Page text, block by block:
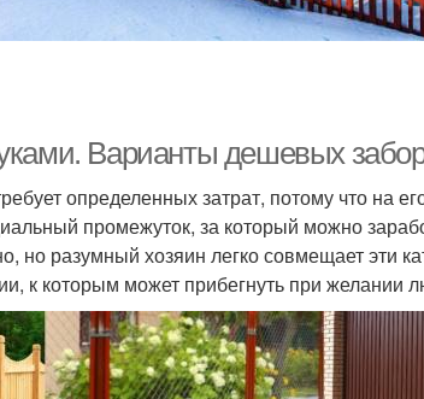
Варианты дешевых
определенных затрат, потому что на
промежуток, за который можно
но разумный хозяин легко совмещает эти
к которым может прибегнуть при желании